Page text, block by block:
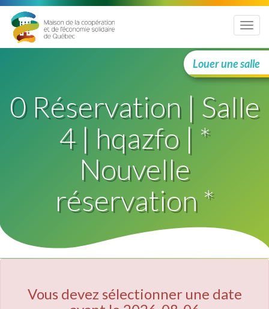
Menu
Louer une salle
0 Réservation | Salle
4 | hqazfo | *
Nouvelle
réservation *
Vous devez sélectionner une date